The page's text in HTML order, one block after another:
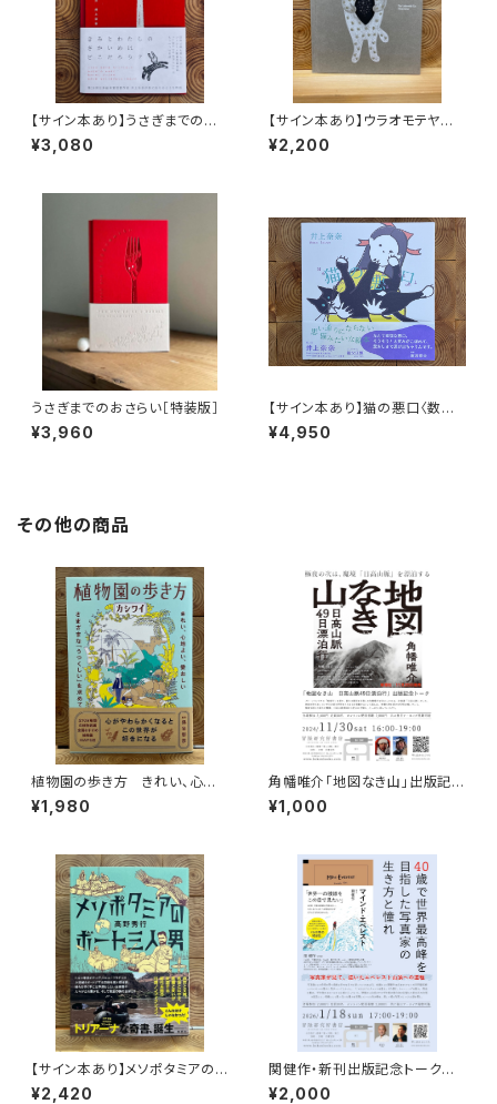
【サイン本あり】うさぎまでのお
さらい［通常版］
¥3,080
【サイン本あり】ウラオモテヤマ
ネコ
¥2,200
うさぎまでのおさらい［特装版］
¥3,960
【サイン本あり】猫の悪口〈数量
限定・オリジナルトート付き〉
¥4,950
その他の商品
植物園の歩き方 きれい、心地
よい、愛おしい さまざまな「うつ
くしい」を求めて
¥1,980
角幡唯介「地図なき山」出版記念
トークイベント録画視聴権
¥1,000
【サイン本あり】メソポタミアの
ボート三人男
¥2,420
関健作・新刊出版記念トークイ
ベント録画視聴権
¥2,000